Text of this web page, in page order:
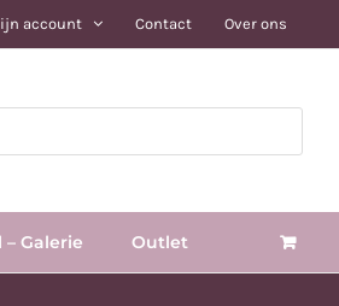
account Contact Over ons
Galerie Outlet